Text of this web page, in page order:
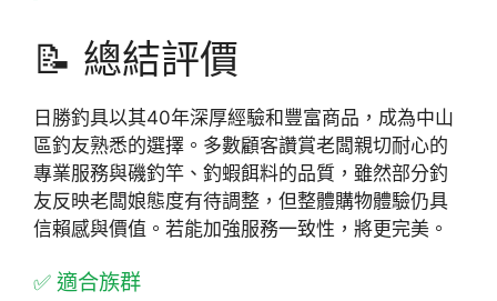
📝 總結評價
日勝釣具以其40年深厚經驗和豐富商品，成為中山
區釣友熟悉的選擇。多數顧客讚賞老闆親切耐心的
專業服務與磯釣竿、釣蝦餌料的品質，雖然部分釣
友反映老闆娘態度有待調整，但整體購物體驗仍具
信賴感與價值。若能加強服務一致性，將更完美。
✅ 適合族群